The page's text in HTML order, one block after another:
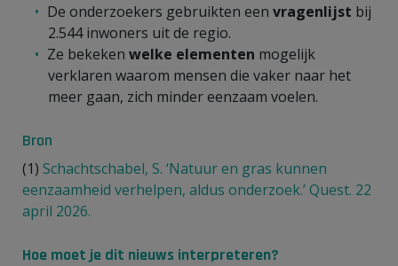
De onderzoekers gebruikten een vragenlijst bij
2.544 inwoners uit de regio.
Ze bekeken welke elementen mogelijk
verklaren waarom mensen die vaker naar het
meer gaan, zich minder eenzaam voelen.
Bron
(1) Schachtschabel, S. ‘Natuur en gras kunnen
eenzaamheid verhelpen, aldus onderzoek.’ Quest. 22
april 2026.
Hoe moet je dit nieuws interpreteren?